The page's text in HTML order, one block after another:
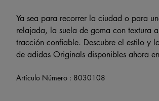
Ya sea para recorrer la ciudad o para
relajada, la suela de goma con textura
tracción confiable. Descubre el estilo y
de adidas Originals disponibles ahora
Artículo Número : 8030108